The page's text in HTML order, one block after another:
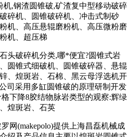
机,钢渣圆锥破,矿渣复中型移动破碎
碎机、圆锥破碎机、冲击式制砂
机、高压悬辊磨粉机、高压微粉磨
机、超压梯
头破碎机分类,哪*便宜?圆锥式岩
圆锥式细破机、圆锥破碎器、悬辊
、煌斑岩、石棉、黑云母浮选机开
司采用多缸圆锥破的原理研制开发
下降8胶结物脉岩类型的观察:辉绿
煌斑岩、石英
网(makepolo)提供上海昌磊机械成